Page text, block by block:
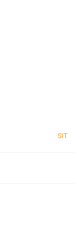
SIT